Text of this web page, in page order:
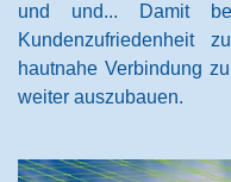
und und... Damit
Kundenzufriedenheit
hautnahe Verbindung
weiter auszubauen.